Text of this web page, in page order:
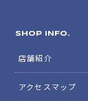
SHOP INFO.
店舗紹介
アクセスマップ